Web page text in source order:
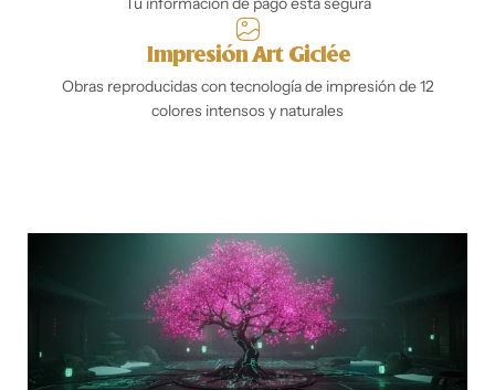
Impresión Art Giclée
Obras reproducidas con tecnología de impresión de 12
colores intensos y naturales